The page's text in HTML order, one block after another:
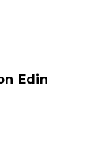
Edin